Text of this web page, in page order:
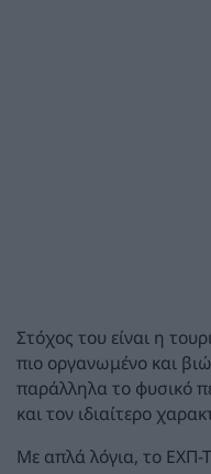
Στόχος του είναι η
πιο οργανωμένο και
παράλληλα το φυσικό
και τον ιδιαίτερο
Με απλά λόγια, το ΕΧΠ-